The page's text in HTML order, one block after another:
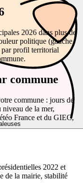
2026 dans plus de
politique (gauche,
par profil territorial
commune
commune : jours de
de la mer,
France et du GIEC,
2022 et
de la mairie, stabilité